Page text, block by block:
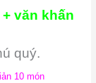
văn khấn
quý.
10 món